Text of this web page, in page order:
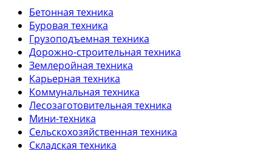
Бетонная техника
Буровая техника
Грузоподъемная техника
Дорожно-строительная техника
Землеройная техника
Карьерная техника
Коммунальная техника
Лесозаготовительная техника
Мини-техника
Сельскохозяйственная техника
Складская техника